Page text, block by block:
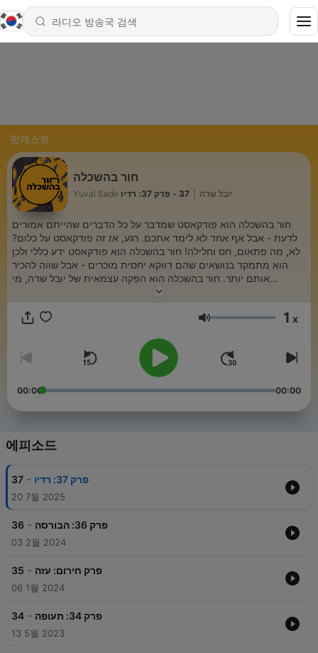
팟캐스트
חור בהשכלה
Yuval Sade יובל שדה 37 - פרק 37: רדיו
חור בהשכלה הוא פודקאסט שמדבר על כל הדברים שהייתם אמורים
לדעת - אבל אף אחד לא לימד אתכם. רגע, אז זה פודקאסט על כלום?
לא, מה פתאום, חס וחלילה! חור בהשכלה הוא פודקאסט ידע כללי ולכן
הוא מתמקד בנושאים שהם דווקא יחסית מוכרים - אבל שווה להכיר
אותם יותר. חור בהשכלה הוא הפקה עצמאית של יובל שדה, מי
שמעוניין לתמוך בפודקאסט מוזמן לעשות את זה דרך הלינק הבא:
הפייסבוק שלנו -מוזמנים להיכנס ולהשאיר חותם!음량 1 x
00:00 00:00
에피소드
37 - פרק 37: רדיו
20 7월 2025
36 - פרק 36: הבורסה
03 2월 2024
35 - פרק חירום: עזה
06 1월 2024
34 - פרק 34: תעופה
13 5월 2023